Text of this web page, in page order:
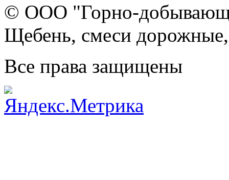
© ООО "Горно-
Щебень, смеси
Все права защищены